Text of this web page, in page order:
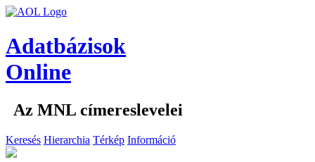
Adatbázisok
Online
Az MNL címereslevelei
Keresés Hierarchia Térkép Információ